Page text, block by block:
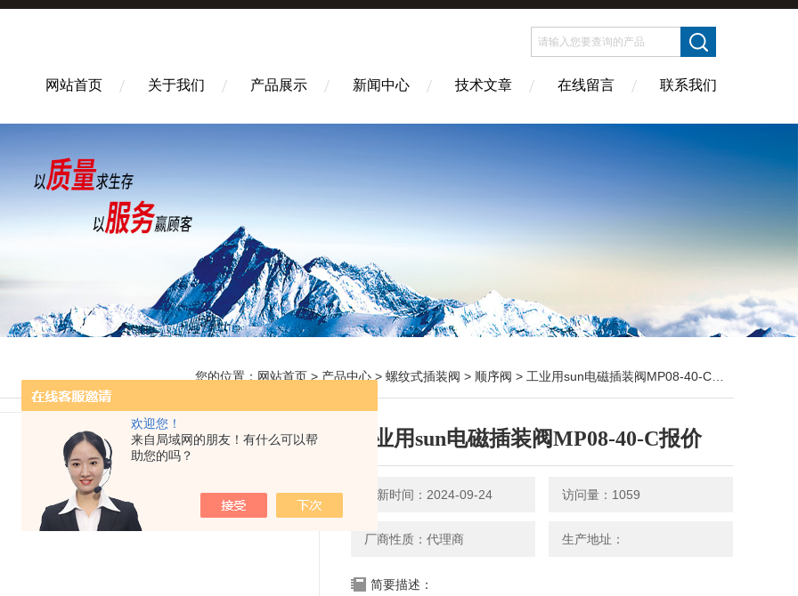
欢迎您！
来自局域网的朋友！有什么可以帮
助您的吗？
网站首页 关于我们 产品展示 新闻中心 技术文章 在线留言 联系我们
您的位置： 网站首页 > 产品中心 > 螺纹式插装阀 > 顺序阀 > 工业用sun电磁插装阀MP08-40-C报价
工业用sun电磁插装阀MP08-40-C报价
更新时间：2024-09-24 访问量：1059
厂商性质：代理商 生产地址：
简要描述：